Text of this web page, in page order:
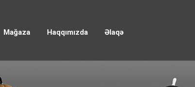
Mağaza Haqqımızda Əlaqə